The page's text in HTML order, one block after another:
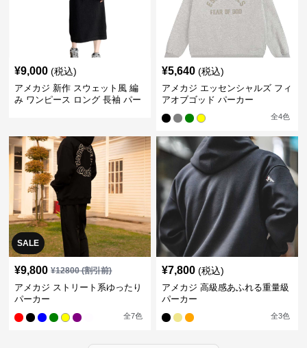
¥9,000 (税込)
アメカジ 新作 スウェット風 編
み ワンピース ロング 長袖 パー
¥5,640 (税込)
アメカジ エッセンシャルズ フィ
アオブゴッド パーカー
全4色
SALE
¥9,800 ¥12800(割引前)
アメカジ ストリート系ゆったり
パーカー
全7色
¥7,800 (税込)
アメカジ 高級感あふれる重量級
パーカー
全3色